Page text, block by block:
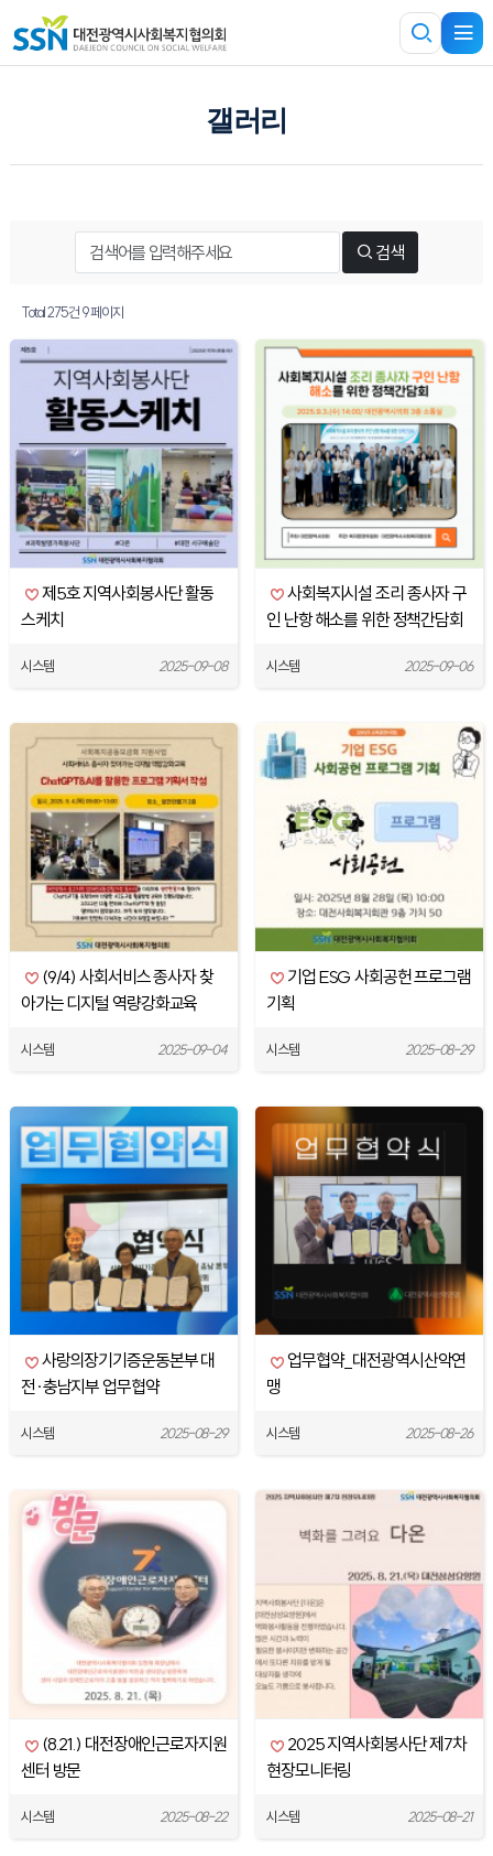
갤러리
검색
Total 275건9 페이지
제5호 지역사회봉사단 활동
스케치
시스템 2025-09-08
사회복지시설 조리 종사자 구
인 난항 해소를 위한 정책간담회
시스템 2025-09-06
(9/4) 사회서비스 종사자 찾
아가는 디지털 역량강화교육
그램 기획서 …
시스템 2025-09-04
기업 ESG 사회공헌 프로그램
기획
시스템 2025-08-29
사랑의장기기증운동본부 대
전·충남지부 업무협약
시스템 2025-08-29
업무협약_대전광역시산악연
맹
시스템 2025-08-26
(8.21.) 대전장애인근로자지원
센터 방문
시스템 2025-08-22
2025 지역사회봉사단 제7차
현장모니터링
시스템 2025-08-21